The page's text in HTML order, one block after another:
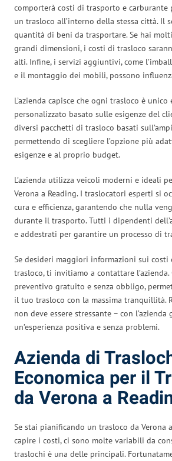
comporterà costi di trasporto e
un trasloco all’interno della stessa città. Il
quantità di beni da trasportare. Se hai molti
grandi dimensioni, i costi di trasloco
alti. Infine, i servizi aggiuntivi, come
e il montaggio dei mobili, possono
L’azienda capisce che ogni trasloco è
personalizzato basato sulle esigenze del
diversi pacchetti di trasloco basati
permettendo di scegliere l’opzione più
esigenze e al proprio budget.
L’azienda utilizza veicoli moderni e ideali
Verona a Reading. I traslocatori esperti si
cura e efficienza, garantendo che nulla
durante il trasporto. Tutti i dipendenti
e addestrati per garantire un processo di
Se desideri maggiori informazioni sui costi
trasloco, ti invitiamo a contattare
preventivo gratuito e senza obbligo,
il tuo trasloco con la massima tranquillità.
non deve essere stressante – con l’azienda
un’esperienza positiva e senza problemi.
Azienda di
Economica per il
da Verona a
Se stai pianificando un trasloco da Verona
capire i costi, ci sono molte variabili da
traslochi è una delle principali.